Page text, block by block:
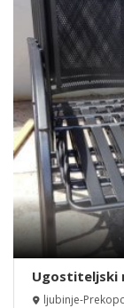
Obnovi
Ugostiteljski
ljubinje-